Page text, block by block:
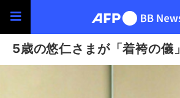
5歳の悠仁さまが「着袴の儀」